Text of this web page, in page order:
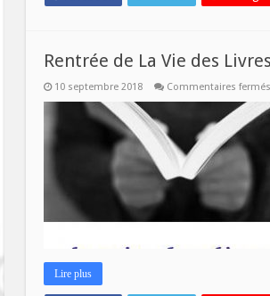
Rentrée de La Vie des
10 septembre 2018 Commentaires fermés
Lire plus